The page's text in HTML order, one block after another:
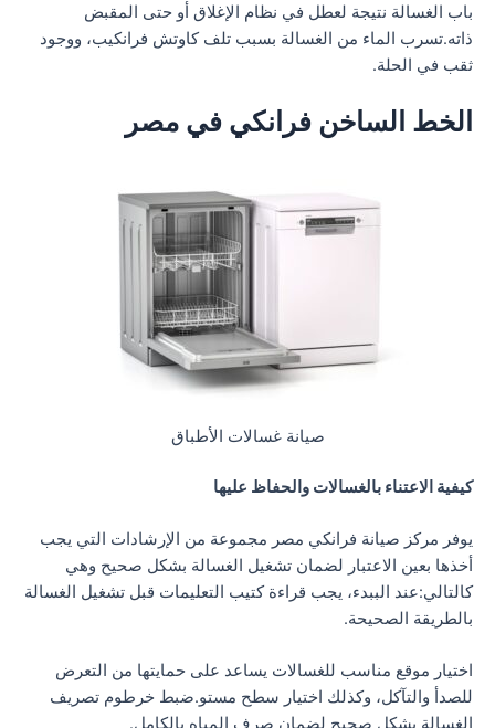
باب الغسالة نتيجة لعطل في نظام الإغلاق أو حتى المقبض
ذاته.تسرب الماء من الغسالة بسبب تلف كاوتش فرانكيب، ووجود
ثقب في الحلة.
الخط الساخن فرانكي في مصر
صيانة غسالات الأطباق
كيفية الاعتناء بالغسالات والحفاظ عليها
يوفر مركز صيانة فرانكي مصر مجموعة من الإرشادات التي يجب
أخذها بعين الاعتبار لضمان تشغيل الغسالة بشكل صحيح وهي
كالتالي:عند الببدء، يجب قراءة كتيب التعليمات قبل تشغيل الغسالة
بالطريقة الصحيحة.
اختيار موقع مناسب للغسالات يساعد على حمايتها من التعرض
للصدأ والتآكل، وكذلك اختيار سطح مستو.ضبط خرطوم تصريف
الغسالة بشكل صحيح لضمان صرف المياه بالكامل.